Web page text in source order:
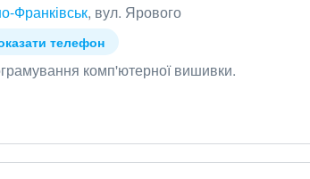
Франківськ, вул. Ярового
телефон
комп'ютерної вишивки.